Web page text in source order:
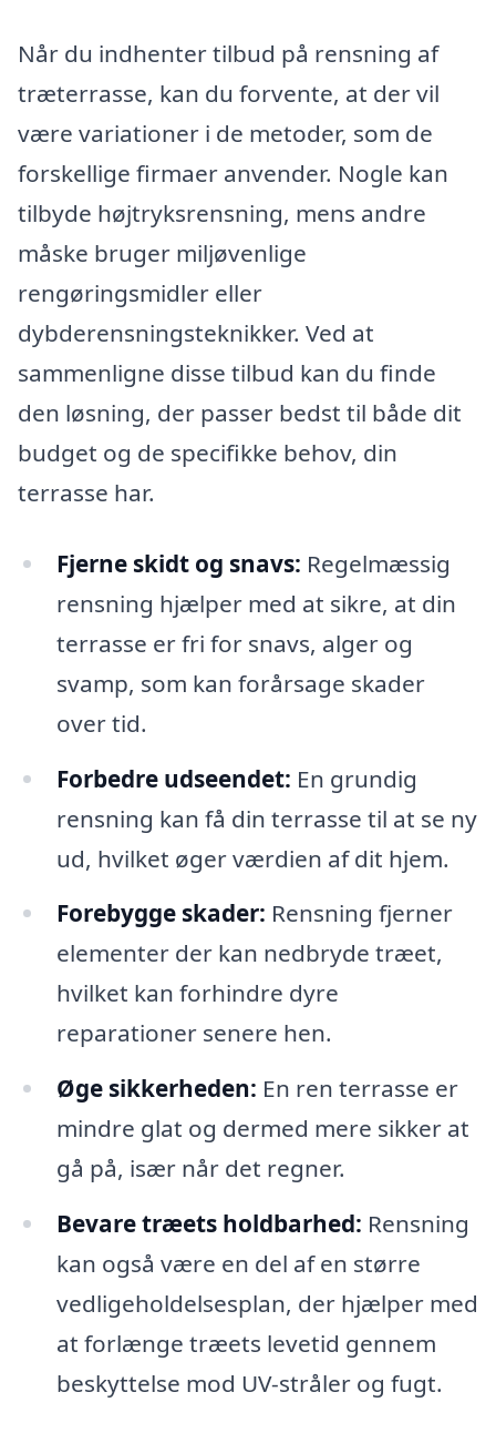
Når du indhenter tilbud på rensning af
træterrasse, kan du forvente, at der vil
være variationer i de metoder, som de
forskellige firmaer anvender. Nogle kan
tilbyde højtryksrensning, mens andre
måske bruger miljøvenlige
rengøringsmidler eller
dybderensningsteknikker. Ved at
sammenligne disse tilbud kan du finde
den løsning, der passer bedst til både dit
budget og de specifikke behov, din
terrasse har.
Fjerne skidt og snavs: Regelmæssig
rensning hjælper med at sikre, at din
terrasse er fri for snavs, alger og
svamp, som kan forårsage skader
over tid.
Forbedre udseendet: En grundig
rensning kan få din terrasse til at se ny
ud, hvilket øger værdien af dit hjem.
Forebygge skader: Rensning fjerner
elementer der kan nedbryde træet,
hvilket kan forhindre dyre
reparationer senere hen.
Øge sikkerheden: En ren terrasse er
mindre glat og dermed mere sikker at
gå på, især når det regner.
Bevare træets holdbarhed: Rensning
kan også være en del af en større
vedligeholdelsesplan, der hjælper med
at forlænge træets levetid gennem
beskyttelse mod UV-stråler og fugt.